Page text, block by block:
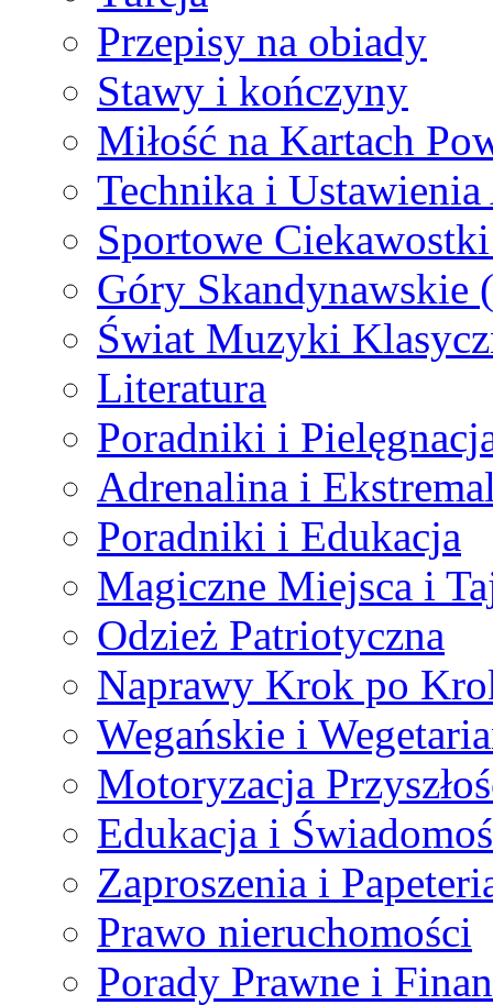
Przepisy na obiady
Stawy i kończyny
Miłość na Kartach
Technika i Ustawienia
Sportowe
Góry Skandynawskie
Świat Muzyki
Literatura
Poradniki i
Adrenalina i
Poradniki i Edukacja
Magiczne Miejsca i
Odzież Patriotyczna
Naprawy Krok po
Wegańskie i
Motoryzacja
Edukacja i
Zaproszenia i
Prawo nieruchomości
Porady Prawne i